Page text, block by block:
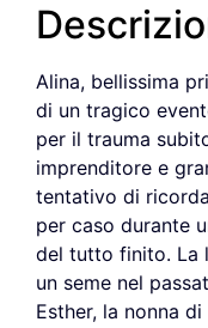
Alina, bellissima
di un tragico
per il trauma
imprenditore e
tentativo di
per caso durante
del tutto finito. La
un seme nel
Esther, la nonna